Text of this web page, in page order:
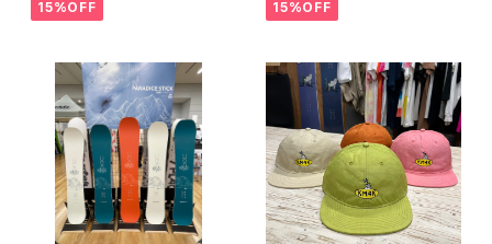
15%OFF 15%OFF